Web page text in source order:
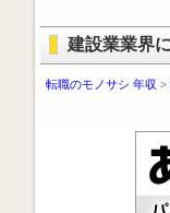
建設業業界
転職のモノサシ 年収 >